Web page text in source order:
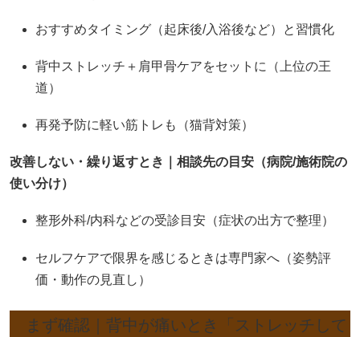
おすすめタイミング（起床後/入浴後など）と習慣化
背中ストレッチ＋肩甲骨ケアをセットに（上位の王
道）
再発予防に軽い筋トレも（猫背対策）
改善しない・繰り返すとき｜相談先の目安（病院/施術院の
使い分け）
整形外科/内科などの受診目安（症状の出方で整理）
セルフケアで限界を感じるときは専門家へ（姿勢評
価・動作の見直し）
まず確認｜背中が痛いとき「ストレッチして